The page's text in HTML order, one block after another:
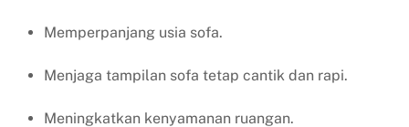
Memperpanjang usia sofa.
Menjaga tampilan sofa tetap cantik dan rapi.
Meningkatkan kenyamanan ruangan.